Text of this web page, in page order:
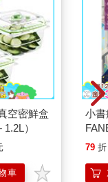
家都知道，對甜味
一大把鹽會造成食
覺得大樂。咖啡裡
化概括成單一的感
成不只是攸關生
漠視，要用「只是
，畢竟實證主義哲
上完全無用，所以
誤，這明顯膚淺的
空密鮮盒
）
車
小
成
79 折